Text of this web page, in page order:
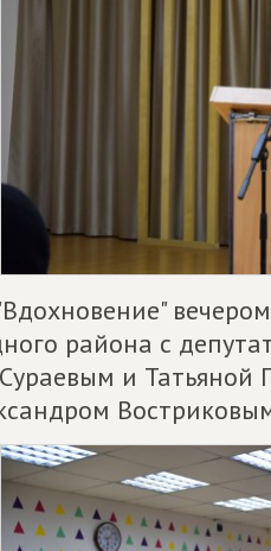
района с
и Татьяной